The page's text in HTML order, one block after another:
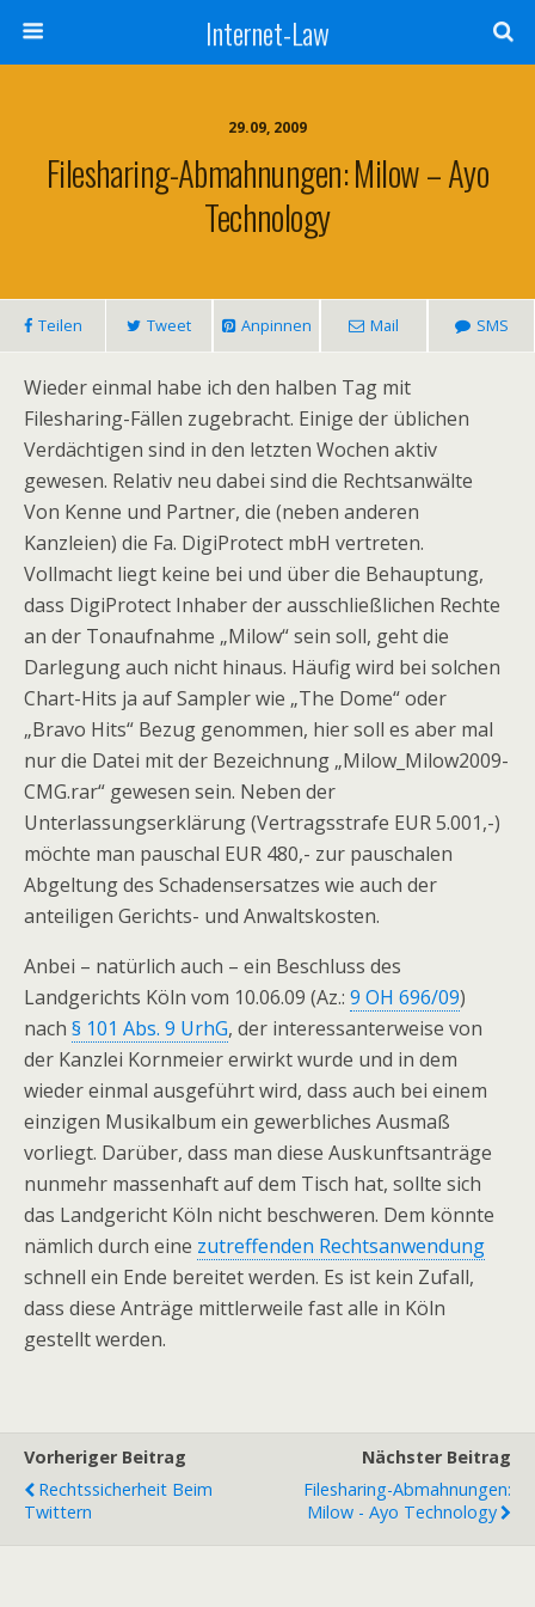
Internet-Law
29.09, 2009
Filesharing-Abmahnungen: Milow – Ayo
Technology
Teilen Tweet Anpinnen Mail SMS
Wieder einmal habe ich den halben Tag mit
Filesharing-Fällen zugebracht. Einige der üblichen
Verdächtigen sind in den letzten Wochen aktiv
gewesen. Relativ neu dabei sind die Rechtsanwälte
Von Kenne und Partner, die (neben anderen
Kanzleien) die Fa. DigiProtect mbH vertreten.
Vollmacht liegt keine bei und über die Behauptung,
dass DigiProtect Inhaber der ausschließlichen Rechte
an der Tonaufnahme „Milow“ sein soll, geht die
Darlegung auch nicht hinaus. Häufig wird bei solchen
Chart-Hits ja auf Sampler wie „The Dome“ oder
„Bravo Hits“ Bezug genommen, hier soll es aber mal
nur die Datei mit der Bezeichnung „Milow_Milow2009-
CMG.rar“ gewesen sein. Neben der
Unterlassungserklärung (Vertragsstrafe EUR 5.001,-)
möchte man pauschal EUR 480,- zur pauschalen
Abgeltung des Schadensersatzes wie auch der
anteiligen Gerichts- und Anwaltskosten.
Anbei – natürlich auch – ein Beschluss des
Landgerichts Köln vom 10.06.09 (Az.: 9 OH 696/09)
nach § 101 Abs. 9 UrhG, der interessanterweise von
der Kanzlei Kornmeier erwirkt wurde und in dem
wieder einmal ausgeführt wird, dass auch bei einem
einzigen Musikalbum ein gewerbliches Ausmaß
vorliegt. Darüber, dass man diese Auskunftsanträge
nunmehr massenhaft auf dem Tisch hat, sollte sich
das Landgericht Köln nicht beschweren. Dem könnte
nämlich durch eine zutreffenden Rechtsanwendung
schnell ein Ende bereitet werden. Es ist kein Zufall,
dass diese Anträge mittlerweile fast alle in Köln
gestellt werden.
Vorheriger Beitrag
Rechtssicherheit Beim
Twittern
Nächster Beitrag
Filesharing-Abmahnungen:
Milow - Ayo Technology